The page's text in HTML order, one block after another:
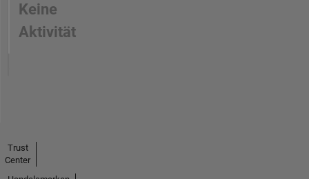
Keine
Aktivität
Trust
Center